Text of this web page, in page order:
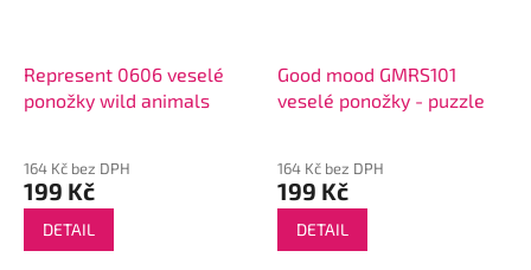
Represent 0606 veselé
ponožky wild animals
164 Kč bez DPH
199 Kč
DETAIL
Good mood GMRS101
veselé ponožky - puzzle
164 Kč bez DPH
199 Kč
DETAIL